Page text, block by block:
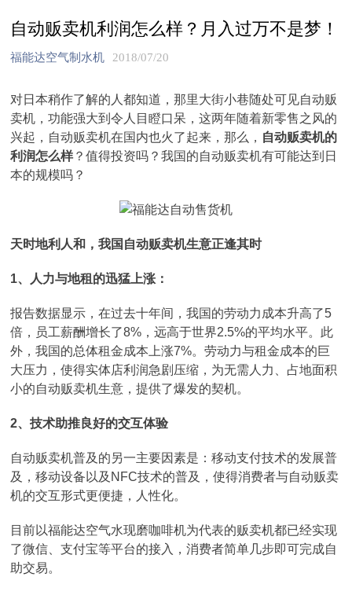
自动贩卖机利润怎么样？月入过万不是梦！
福能达空气制水机 2018/07/20
对日本稍作了解的人都知道，那里大街小巷随处可见自动贩
卖机，功能强大到令人目瞪口呆，这两年随着新零售之风的
兴起，自动贩卖机在国内也火了起来，那么， 自动贩卖机的
利润怎么样？值得投资吗？我国的自动贩卖机有可能达到日
本的规模吗？
天时地利人和，我国自动贩卖机生意正逢其时
1、人力与地租的迅猛上涨：
报告数据显示，在过去十年间，我国的劳动力成本升高了5
倍，员工薪酬增长了8%，远高于世界2.5%的平均水平。此
外，我国的总体租金成本上涨7%。劳动力与租金成本的巨
大压力，使得实体店利润急剧压缩，为无需人力、占地面积
小的自动贩卖机生意，提供了爆发的契机。
2、技术助推良好的交互体验
自动贩卖机普及的另一主要因素是：移动支付技术的发展普
及，移动设备以及NFC技术的普及，使得消费者与自动贩卖
机的交互形式更便捷，人性化。
目前以福能达空气水现磨咖啡机为代表的贩卖机都已经实现
了微信、支付宝等平台的接入，消费者简单几步即可完成自
助交易。